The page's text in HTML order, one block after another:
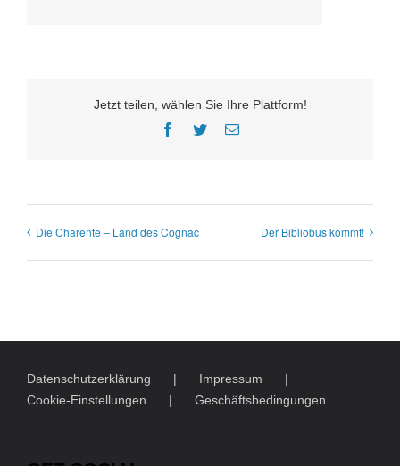
Jetzt teilen, wählen Sie Ihre Plattform!
Facebook
TwitterE-
Die Charente – Land des Cognac Der Bibliobus kommt!
Datenschutzerklärung
Impressum
Cookie-Einstellungen
Geschäftsbedingungen